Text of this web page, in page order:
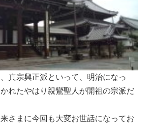
真宗興正派といって、明治になっ
れたやはり親鸞聖人が開祖の宗派だ
さまに今回も大変お世話になってお